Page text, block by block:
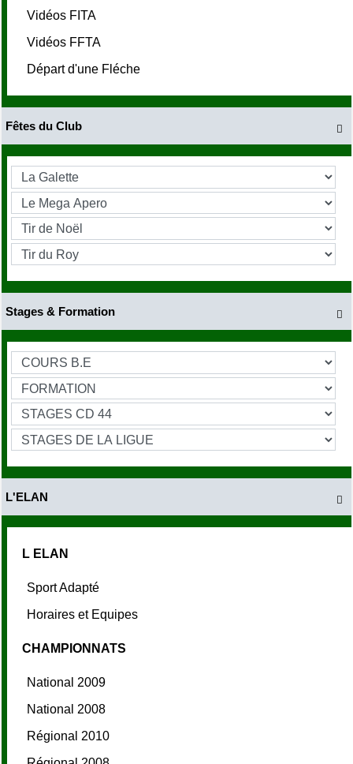
Vidéos FITA
Vidéos FFTA
Départ d'une Fléche

Fêtes du Club

Stages & Formation

L'ELAN
L ELAN
Sport Adapté
Horaires et Equipes
CHAMPIONNATS
National 2009
National 2008
Régional 2010